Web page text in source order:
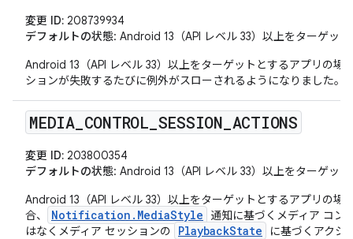
変更 ID: 208739934
デフォルトの状態: Android 13（API レベル 33）以上をターゲッ
Android 13（API レベル 33）以上をターゲットとするアプリの場
ションが失敗するたびに例外がスローされるようになりました。
MEDIA_ CONTROL SESSION ACTIONS
変更 ID: 203800354
デフォルトの状態: Android 13（API レベル 33）以上をターゲッ
Android 13（API レベル 33）以上をターゲットとするアプリの場
合、
Notification.MediaStyle
通知に基づくメディア コン
はなくメディア セッションの
PlaybackState
に基づくアクシ